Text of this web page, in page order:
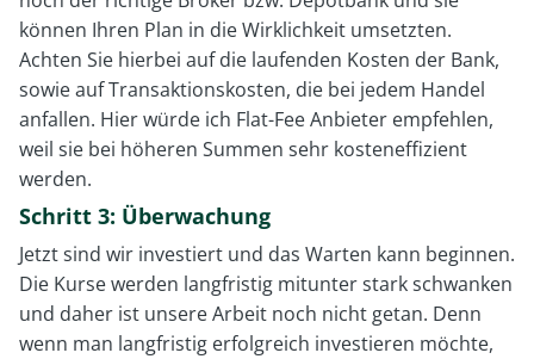
können Ihren Plan in die Wirklichkeit umsetzten.
Achten Sie hierbei auf die laufenden Kosten der Bank,
sowie auf Transaktionskosten, die bei jedem Handel
anfallen. Hier würde ich Flat-Fee Anbieter empfehlen,
weil sie bei höheren Summen sehr kosteneffizient
werden.
Schritt 3: Überwachung
Jetzt sind wir investiert und das Warten kann beginnen.
Die Kurse werden langfristig mitunter stark schwanken
und daher ist unsere Arbeit noch nicht getan. Denn
wenn man langfristig erfolgreich investieren möchte,